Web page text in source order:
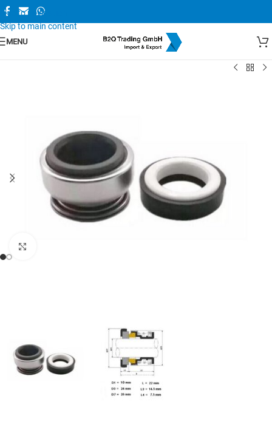
Skip to navigation
Skip to main content
MENU